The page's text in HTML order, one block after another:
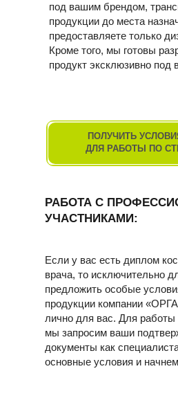
под вашим брендом,
продукции до места
предоставляете только
Кроме того, мы готовы
продукт эксклюзивно под
ПОЛУЧИТЬ
ДЛЯ РАБОТЫ ПО
Если у вас есть диплом
врача, то исключительно
предложить особые
продукции компании
лично для вас. Для
мы запросим ваши
документы как
основные условия и
РАБОТА С
УЧАСТНИКАМИ: